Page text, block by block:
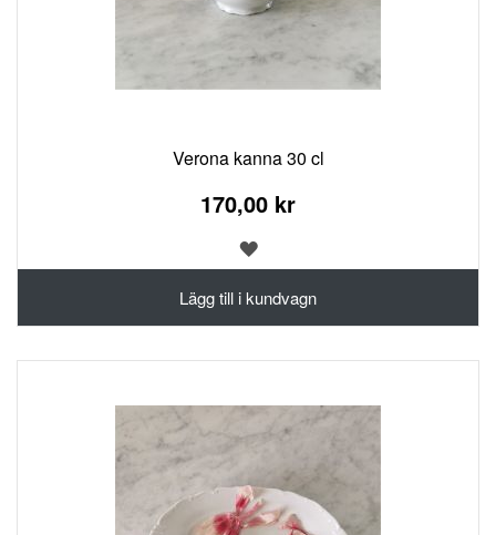
Verona kanna 30 cl
170,00 kr
Lägg till i kundvagn
LÄGG
TILL
I
ÖNSKELISTA